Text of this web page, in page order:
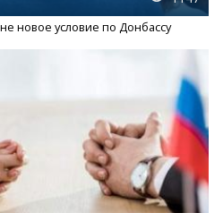
новое условие по Донбассу